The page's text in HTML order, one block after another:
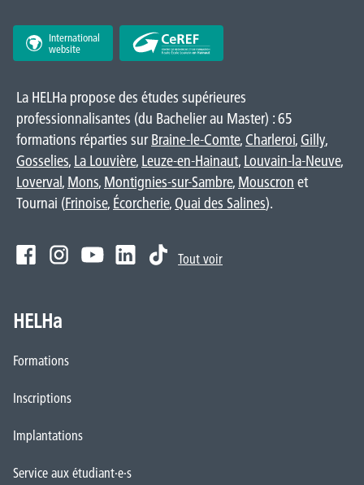
International
website
La HELHa propose des études supérieures
professionnalisantes (du Bachelier au Master) : 65
formations réparties surBraine-le-Comte, Charleroi, Gilly,
Gosselies, La Louvière, Leuze-en-Hainaut, Louvain-la-Neuve,
Loverval, Mons, Montignies-sur-Sambre, Mouscron et
Tournai (Frinoise, Écorcherie, Quai des Salines).
Tout voir
HELHa
Formations
Inscriptions
Implantations
Service aux étudiant·e·s